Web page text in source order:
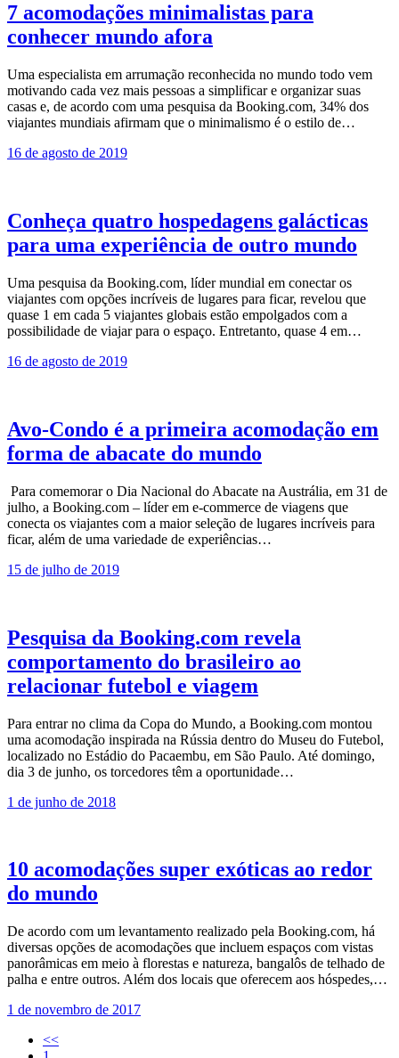
7 acomodações minimalistas para
conhecer mundo afora
Uma especialista em arrumação reconhecida no mundo todo vem
motivando cada vez mais pessoas a simplificar e organizar suas
casas e, de acordo com uma pesquisa da Booking.com, 34% dos
viajantes mundiais afirmam que o minimalismo é o estilo de…
16 de agosto de 2019
Conheça quatro hospedagens galácticas
para uma experiência de outro mundo
Uma pesquisa da Booking.com, líder mundial em conectar os
viajantes com opções incríveis de lugares para ficar, revelou que
quase 1 em cada 5 viajantes globais estão empolgados com a
possibilidade de viajar para o espaço. Entretanto, quase 4 em…
16 de agosto de 2019
Avo-Condo é a primeira acomodação em
forma de abacate do mundo
Para comemorar o Dia Nacional do Abacate na Austrália, em 31 de
julho, a Booking.com – líder em e-commerce de viagens que
conecta os viajantes com a maior seleção de lugares incríveis para
ficar, além de uma variedade de experiências…
15 de julho de 2019
Pesquisa da Booking.com revela
comportamento do brasileiro ao
relacionar futebol e viagem
Para entrar no clima da Copa do Mundo, a Booking.com montou
uma acomodação inspirada na Rússia dentro do Museu do Futebol,
localizado no Estádio do Pacaembu, em São Paulo. Até domingo,
dia 3 de junho, os torcedores têm a oportunidade…
1 de junho de 2018
10 acomodações super exóticas ao redor
do mundo
De acordo com um levantamento realizado pela Booking.com, há
diversas opções de acomodações que incluem espaços com vistas
panorâmicas em meio à florestas e natureza, bangalôs de telhado de
palha e entre outros. Além dos locais que oferecem aos hóspedes,…
1 de novembro de 2017
<<